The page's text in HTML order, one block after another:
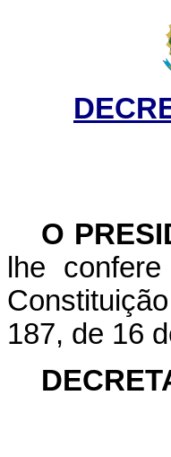
O
lhe
187, de 16